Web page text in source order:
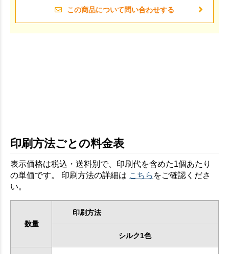
この商品について問い合わせする
印刷方法ごとの料金表
表示価格は税込・送料別で、印刷代を含めた1個あたり
の単価です。 印刷方法の詳細は こちら をご確認くださ
い。
数量
印刷方法
シルク1色